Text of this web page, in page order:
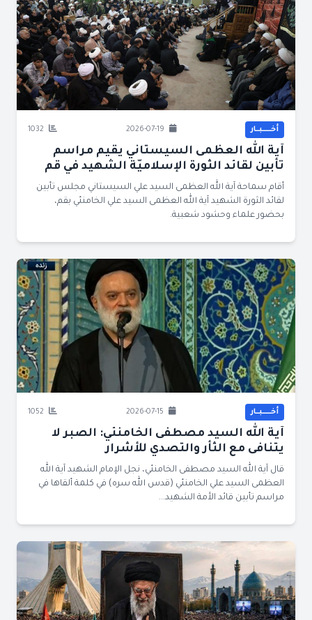
أخــــــبــار
آية الله العظمى السيستاني يقيم مراسم
تأبين لقائد الثورة الإسلاميّة الشهيد في قم
أقام سماحة آية الله العظمى السيد علي السيستاني مجلس تأبين
لقائد الثورة الشهيد آية الله العظمى السيد علي الخامنئي بقم،
بحضور علماء وحشود شعبية.
أخــــــبــار
آية الله السيد مصطفى الخامنئي: الصبر لا
يتنافى مع الثأر والتصدي للأشرار
قال آية الله السيد مصطفى الخامنئي، نجل الإمام الشهيد آية الله
العظمى السيد علي الخامنئي (قدس الله سره) في كلمة ألقاها في
مراسم تأبين قائد الأمة الشهيد...